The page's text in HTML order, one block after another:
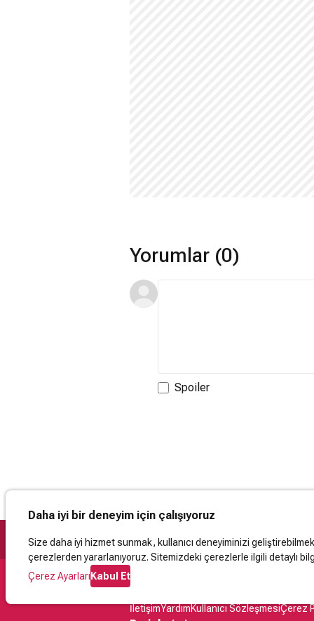
Yorumlar (0)
Spoiler
Daha iyi bir deneyim için çalışıyoruz
Size daha iyi hizmet sunmak, kullanıcı deneyiminizi
çerezlerden yararlanıyoruz. Sitemizdeki çerezlerle ilgili detaylı
Çerez AyarlarıKabul Et
Destek
İletişimYardımKullanıcı SözleşmesiÇerez